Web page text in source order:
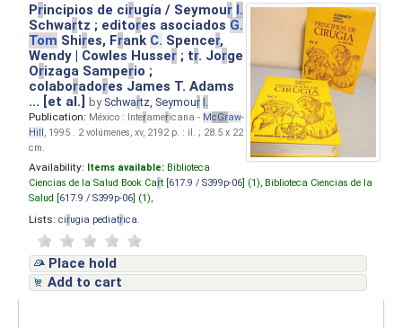
Principios de cirugía / Seymour I.
Schwartz ; editores asociados G.
Tom Shires, Frank C. Spencer,
Wendy | Cowles Husser ; tr. Jorge
Orizaga Samperio ;
colaboradores James T. Adams
... [et al.]by Schwartz, Seymour I.
Publication: México : Interamericana - McGraw-
Hill, 1995 . 2 volúmenes, xv, 2192 p. : il. ; 28.5 x 22
cm.
Availability: Items available: Biblioteca
Ciencias de la Salud Book Cart [ 617.9 / S399p-06 ] (1), Biblioteca Ciencias de la
Salud [ 617.9 / S399p-06 ] (1),
Lists: cirugia pediatrica
Place hold
Add to cart